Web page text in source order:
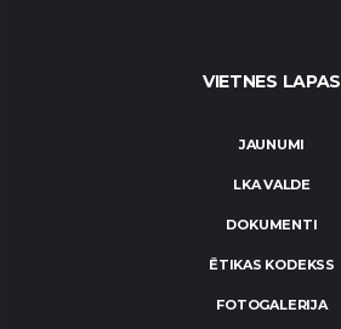
VIETNES LAPAS
JAUNUMI
LKA VALDE
DOKUMENTI
ĒTIKAS KODEKSS
FOTOGALERIJA